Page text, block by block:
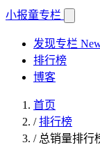
小报童专栏
发现专栏
排行榜
博客
首页
/排行榜
/ 总销量排行